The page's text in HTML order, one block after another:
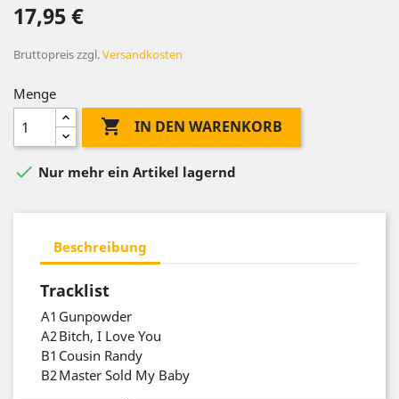
17,95 €
Bruttopreiszzgl.Versandkosten
Menge
 IN DEN WARENKORB
 Nur mehr ein Artikel lagernd
Beschreibung
Tracklist
A1 Gunpowder
A2Bitch, I Love You
B1 Cousin Randy
B2Master Sold My Baby